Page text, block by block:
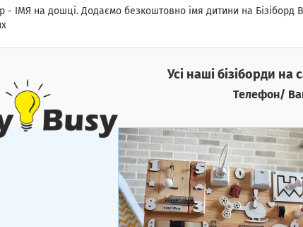
- ІМЯ на дошці. Додаємо безкоштовно імя дитини на Бізіборд
Усі наші бізіборди на
Телефон/